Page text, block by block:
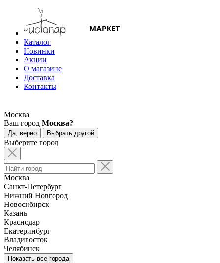
Каталог
Новинки
Акции
О магазине
Доставка
Контакты
Москва
Ваш город Москва?
Да, верно Выбрать другой
Выберите город
Москва
Санкт-Петербург
Нижний Новгород
Новосибирск
Казань
Краснодар
Екатеринбург
Владивосток
Челябинск
Показать все города